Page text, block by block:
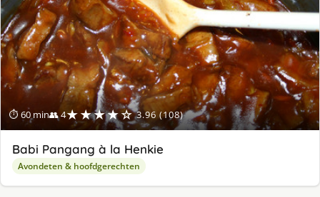
⏱ 60 min👥 4★★★★☆ 3.96 (108)
Babi Pangang à la Henkie
Avondeten & hoofdgerechten